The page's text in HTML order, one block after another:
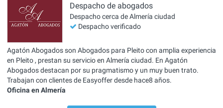
Despacho de abogados
Despacho cerca de Almería ciudad
Despacho verificado
Agatón Abogados son Abogados para Pleito con amplia experiencia
en Pleito , prestan su servicio en Almería ciudad. En Agatón
Abogados destacan por su pragmatismo y un muy buen trato.
Trabajan con clientes de Easyoffer desde hace8 años.
Oficina en Almería